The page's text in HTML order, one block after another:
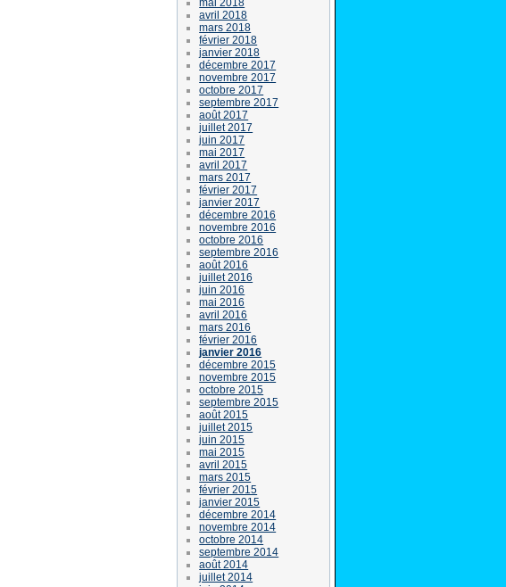
avril 2018
mars 2018
février 2018
janvier 2018
décembre 2017
novembre 2017
octobre 2017
septembre 2017
août 2017
juillet 2017
juin 2017
mai 2017
avril 2017
mars 2017
février 2017
janvier 2017
décembre 2016
novembre 2016
octobre 2016
septembre 2016
août 2016
juillet 2016
juin 2016
mai 2016
avril 2016
mars 2016
février 2016
janvier 2016
décembre 2015
novembre 2015
octobre 2015
septembre 2015
août 2015
juillet 2015
juin 2015
mai 2015
avril 2015
mars 2015
février 2015
janvier 2015
décembre 2014
novembre 2014
octobre 2014
septembre 2014
août 2014
juillet 2014